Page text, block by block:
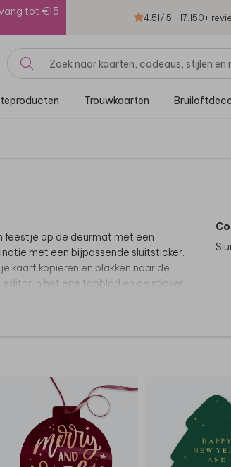
tot €15
4.51/ 5 -17.150+
Trouwkaarten
feestje op de deurmat met een
met een bijpassende sluitsticker.
kaart kopiëren en plakken naar de
editor in het ene tabblad en de sticker
je onderling kopiëren en plakken en
aantal vellen aan in je